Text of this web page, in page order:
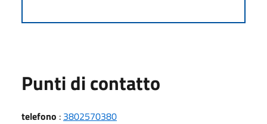
Punti di contatto
telefono : 3802570380